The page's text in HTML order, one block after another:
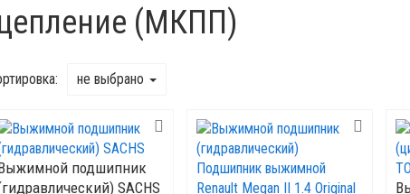
(МКПП)
не выбрано
подшипник
SACHS